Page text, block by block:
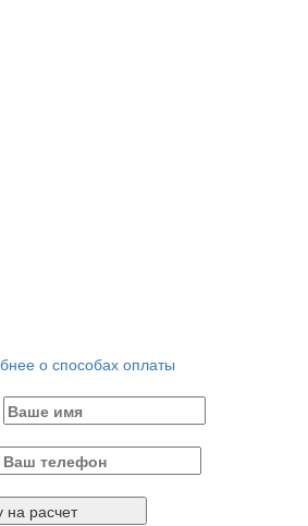
о способах оплаты
на расчет